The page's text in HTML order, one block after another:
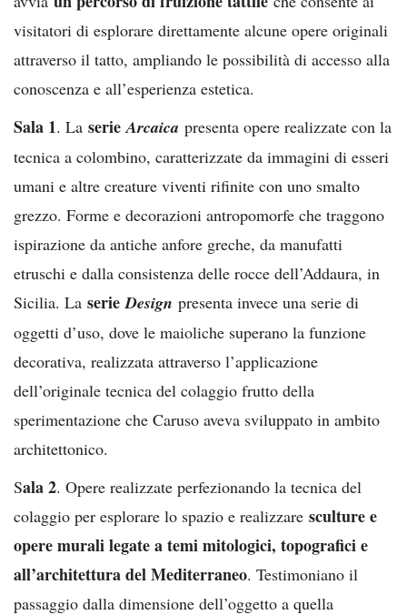
visitatori di esplorare direttamente alcune opere originali
attraverso il tatto, ampliando le possibilità di accesso alla
conoscenza e all’esperienza estetica.
Sala 1. La serieArcaica presenta opere realizzate con la
tecnica a colombino, caratterizzate da immagini di esseri
umani e altre creature viventi rifinite con uno smalto
grezzo. Forme e decorazioni antropomorfe che traggono
ispirazione da antiche anfore greche, da manufatti
etruschi e dalla consistenza delle rocce dell’Addaura, in
Sicilia. La serieDesign presenta invece una serie di
oggetti d’uso, dove le maioliche superano la funzione
decorativa, realizzata attraverso l’applicazione
dell’originale tecnica del colaggio frutto della
sperimentazione che Caruso aveva sviluppato in ambito
architettonico.
Sala 2. Opere realizzate perfezionando la tecnica del
colaggio per esplorare lo spazio e realizzare sculture e
opere murali legate a temi mitologici, topografici e
all’architettura del Mediterraneo. Testimoniano il
passaggio dalla dimensione dell’oggetto a quella